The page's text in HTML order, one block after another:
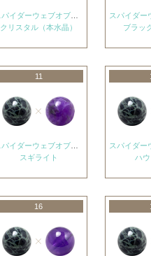
クリスタル（本水晶）
ブラッ
11
スギライト
ハ
16